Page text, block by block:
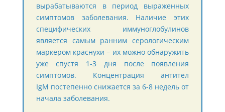
вырабатываются в период выраженных
симптомов заболевания. Наличие этих
специфических иммуноглобулинов
является самым ранним серологическим
маркером краснухи – их можно обнаружить
уже спустя 1-3 дня после появления
симптомов. Концентрация антител
IgM постепенно снижается за 6-8 недель от
начала заболевания.